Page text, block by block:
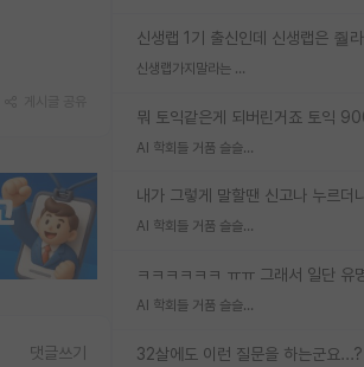
신생랩가지말라는 이유가 있었구나
AI 학회들 거품 슬슬 지적이 나오네요
내가 그렇게 말할땐 신고나 누르더니
AI 학회들 거품 슬슬 지적이 나오네요
AI 학회들 거품 슬슬 지적이 나오네요
32살에도 이런 질문을 하는군요...?
댓글쓰기